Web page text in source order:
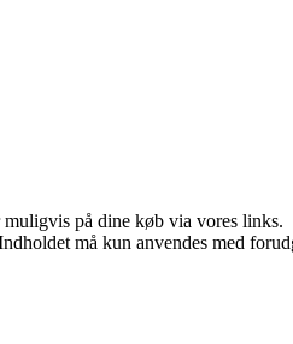
på dine køb via vores links.
må kun anvendes med